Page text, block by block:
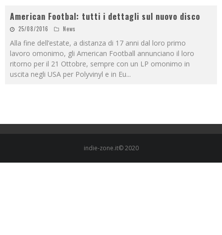
American Footbal: tutti i dettagli sul nuovo disco
25/08/2016 News
Alla fine dell’estate, a distanza di 17 anni dal loro primo
lavoro omonimo, gli American Football annunciano il loro
ritorno per il 21 Ottobre, sempre con un LP omonimo in
uscita negli USA per Polyvinyl e in Eu...
indie-zone.it© 2020